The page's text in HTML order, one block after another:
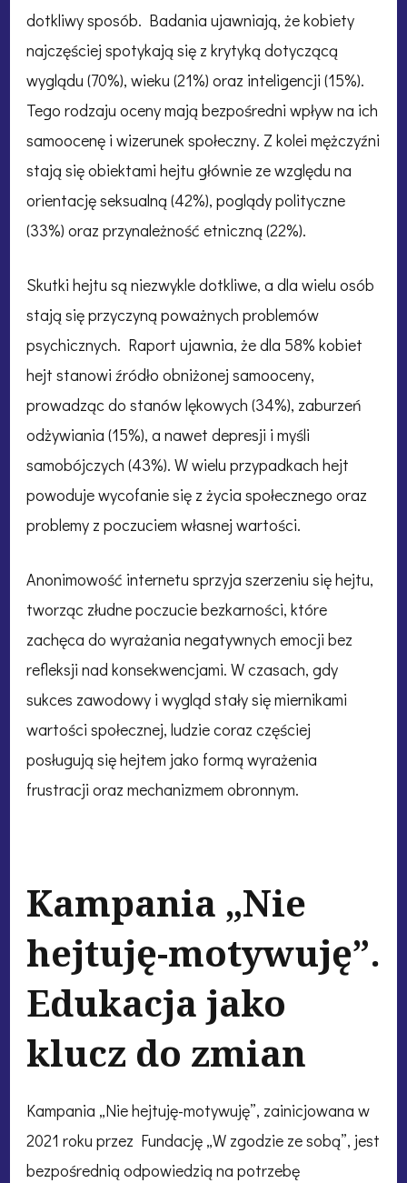
dotkliwy sposób. Badania ujawniają, że kobiety
najczęściej spotykają się z krytyką dotyczącą
wyglądu (70%), wieku (21%) oraz inteligencji (15%).
Tego rodzaju oceny mają bezpośredni wpływ na ich
samoocenę i wizerunek społeczny. Z kolei mężczyźni
stają się obiektami hejtu głównie ze względu na
orientację seksualną (42%), poglądy polityczne
(33%) oraz przynależność etniczną (22%).
Skutki hejtu są niezwykle dotkliwe, a dla wielu osób
stają się przyczyną poważnych problemów
psychicznych. Raport ujawnia, że dla 58% kobiet
hejt stanowi źródło obniżonej samooceny,
prowadząc do stanów lękowych (34%), zaburzeń
odżywiania (15%), a nawet depresji i myśli
samobójczych (43%). W wielu przypadkach hejt
powoduje wycofanie się z życia społecznego oraz
problemy z poczuciem własnej wartości.
Anonimowość internetu sprzyja szerzeniu się hejtu,
tworząc złudne poczucie bezkarności, które
zachęca do wyrażania negatywnych emocji bez
refleksji nad konsekwencjami. W czasach, gdy
sukces zawodowy i wygląd stały się miernikami
wartości społecznej, ludzie coraz częściej
posługują się hejtem jako formą wyrażenia
frustracji oraz mechanizmem obronnym.
Kampania „Nie
hejtuję-motywuję”.
Edukacja jako
klucz do zmian
Kampania „Nie hejtuję-motywuję”, zainicjowana w
2021 roku przez Fundację „W zgodzie ze sobą”, jest
bezpośrednią odpowiedzią na potrzebę